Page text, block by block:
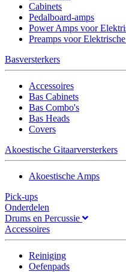
Cabinets
Pedalboard-amps
Power Amps voor
Preamps voor
Basversterkers
Accessoires
Bas Cabinets
Bas Combo's
Bas Heads
Covers
Akoestische Gitaarversterkers
Akoestische Amps
Pick-ups
Onderdelen
Drums en Percussie
Accessoires
Reiniging
Oefenpads